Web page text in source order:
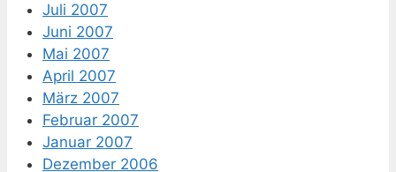
Juli 2007
Juni 2007
Mai 2007
April 2007
März 2007
Februar 2007
Januar 2007
Dezember 2006